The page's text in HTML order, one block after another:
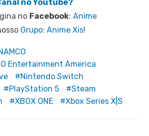
no Youtube?
no Facebook: Anime
Grupo: Anime Xis!
Entertainment America
Nintendo Switch
PlayStation 5
Steam
XBOX ONE Xbox Series X|S